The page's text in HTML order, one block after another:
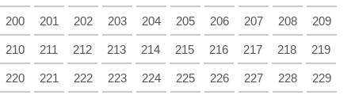
200 201 202 203 204 205 206 207 208 209
210 211 212 213 214 215 216 217 218 219
220 221 222 223 224 225 226 227 228 229